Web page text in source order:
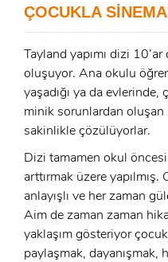
E-Posta:
Şifre:
Beni Hatırla
Ad Soyad:
E-Posta:
Şifre:
ÇOCUKLA
Tayland yapımı dizi
oluşuyor. Ana okulu
yaşadığı ya da evlerinde,
minik sorunlardan
sakinlikle çözülüyorlar.
Dizi tamamen okul
arttırmak üzere
anlayışlı ve her zaman
Aim de zaman zaman
yaklaşım gösteriyor
paylaşmak, dayanışmak,